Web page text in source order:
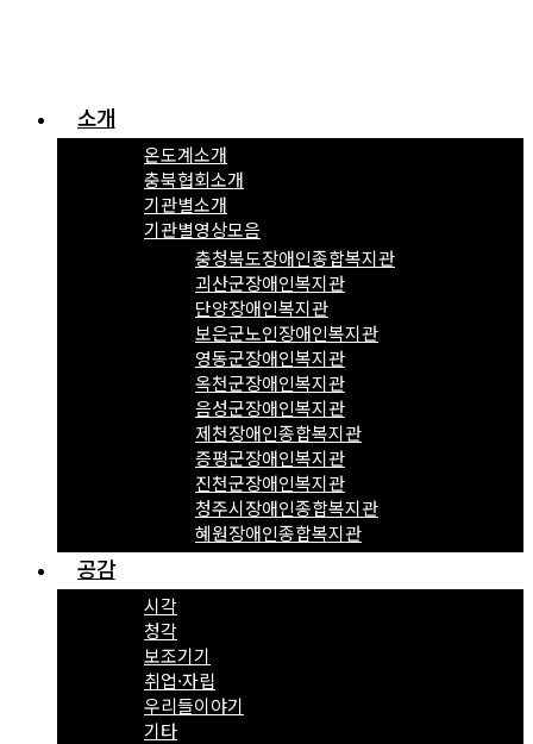
소개
온도계소개
충북협회소개
기관별소개
기관별영상모음
충청북도장애인종합복지관
괴산군장애인복지관
단양장애인복지관
보은군노인장애인복지관
영동군장애인복지관
옥천군장애인복지관
음성군장애인복지관
제천장애인종합복지관
증평군장애인복지관
진천군장애인복지관
청주시장애인종합복지관
혜원장애인종합복지관
공감
시각
청각
보조기기
취업·자립
우리들이야기
기타